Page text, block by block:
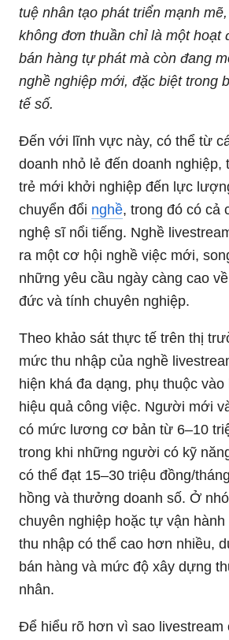
tuệ nhân tạo phát triển mạnh
không đơn thuần chỉ là một hoạt
bán hàng tự phát mà còn đang
nghề nghiệp mới, đặc biệt trong
tế số.
Đến với lĩnh vực này, có thể từ
doanh nhỏ lẻ đến doanh
trẻ mới khởi nghiệp đến lực
chuyển đổi nghề, trong đó có cả
nghệ sĩ nổi tiếng. Nghề
ra một cơ hội nghề việc mới,
những yêu cầu ngày càng cao
đức và tính chuyên nghiệp.
Theo khảo sát thực tế trên thị
mức thu nhập của nghề
hiện khá đa dạng, phụ thuộc
hiệu quả công việc. Người mới
có mức lương cơ bản từ 6–10
trong khi những người có kỹ
có thể đạt 15–30 triệu đồng/
hồng và thưởng doanh số. Ở
chuyên nghiệp hoặc tự vận hành
thu nhập có thể cao hơn nhiều,
bán hàng và mức độ xây dựng
nhân.
Để hiểu rõ hơn vì sao livestream